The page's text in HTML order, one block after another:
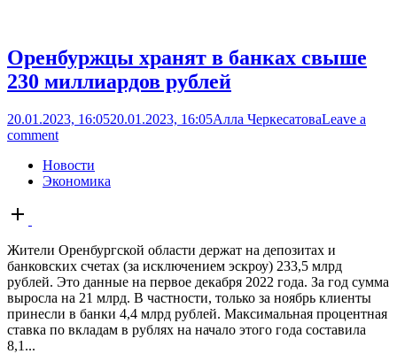
Оренбуржцы хранят в банках свыше
230 миллиардов рублей
20.01.2023, 16:0520.01.2023, 16:05Алла ЧеркесатоваLeave a
comment
Новости
Экономика
Open
post
Жители Оренбургской области держат на депозитах и
банковских счетах (за исключением эскроу) 233,5 млрд
рублей. Это данные на первое декабря 2022 года. За год сумма
выросла на 21 млрд. В частности, только за ноябрь клиенты
принесли в банки 4,4 млрд рублей. Максимальная процентная
ставка по вкладам в рублях на начало этого года составила
8,1...